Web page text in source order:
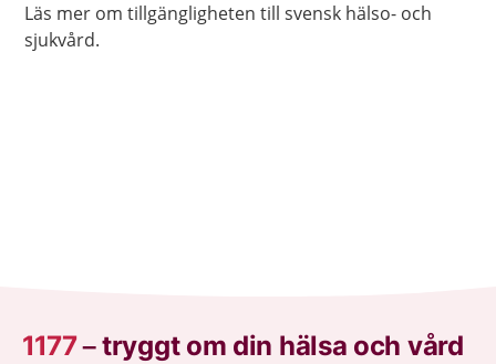
Läs mer om tillgängligheten till svensk hälso- och
sjukvård.
1177–tryggt om din hälsa och vård